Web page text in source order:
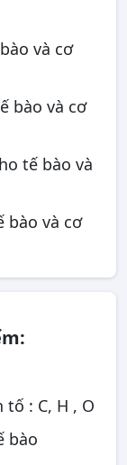
và cơ
bào và cơ
tế bào và
bào và cơ
: C, H , O
bào